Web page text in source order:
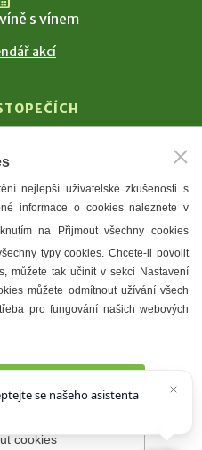
s vínem
akcí
a galerie
webu
nejlepší uživatelské zkušenosti s
informace o cookies naleznete v
na Přijmout všechny cookies
typy cookies. Chcete-li povolit
můžete tak učinit v sekci Nastavení
můžete odmítnout užívání všech
pro fungování našich webových
cookies
se našeho asistenta